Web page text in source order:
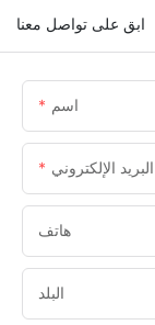
ابق على تواصل معنا
اسم
البريد الإلكتروني
هاتف
البلد